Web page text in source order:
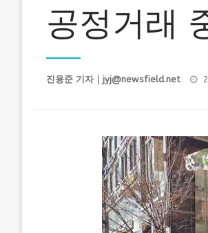
공정거래
진용준 기자｜ jyj@newsfield.net